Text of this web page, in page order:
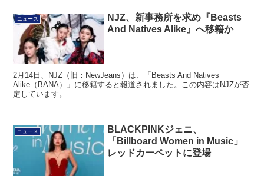
ニュース
NJZ、新事務所を求め『Beasts
And Natives Alike』へ移籍か
2月14日、NJZ（旧：NewJeans）は、「Beasts And Natives
Alike（BANA）」に移籍すると報道されました。この内容はNJZが否
定しています。
ニュース
BLACKPINKジェニ、
「Billboard Women in Music」
レッドカーペットに登場